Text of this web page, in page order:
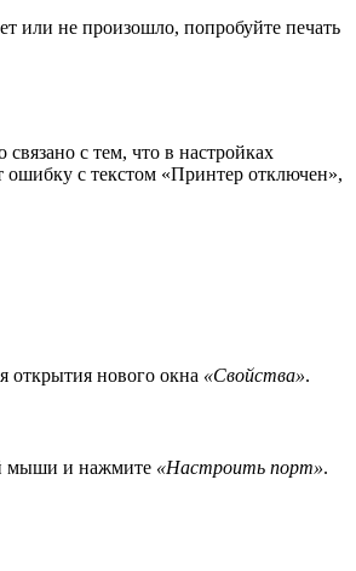
или не произошло, попробуйте печать
с тем, что в настройках
ошибку с текстом «Принтер отключен»,
открытия нового окна «Свойства».
мыши и нажмите «Настроить порт».